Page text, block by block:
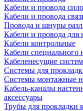
Кабели и провода
Кабели и провода
Провода и шнуры
Кабели и провода для
Кабели контрольные
Кабели специального
Кабеленесущие
Системы для
Системы монтажные
Кабель-каналы
аксессуары
Трубы для прокладки